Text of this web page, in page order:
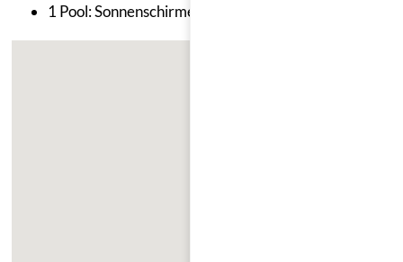
1 Pool: Sonnenschirme, Liegen